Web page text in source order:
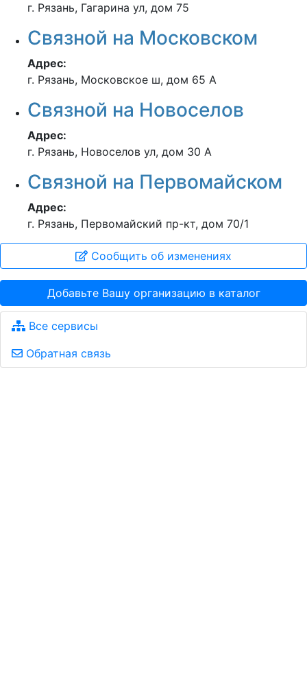
г. Рязань, Гагарина ул, дом 75
Связной на Московском
Адрес:
г. Рязань, Московское ш, дом 65 А
Связной на Новоселов
Адрес:
г. Рязань, Новоселов ул, дом 30 А
Связной на Первомайском
Адрес:
г. Рязань, Первомайский пр-кт, дом 70/1
Сообщить об изменениях
Добавьте Вашу организацию в каталог
Все сервисы
Обратная связь